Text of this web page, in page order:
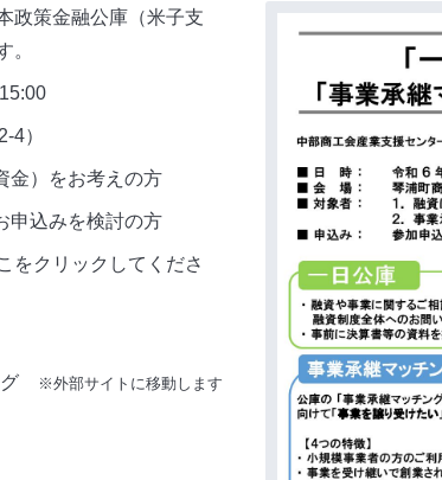
政策金融公庫（米子支
。
4）
金）をお考えの方
込みを検討の方
をクリックしてくださ
※外部サイトに移動します